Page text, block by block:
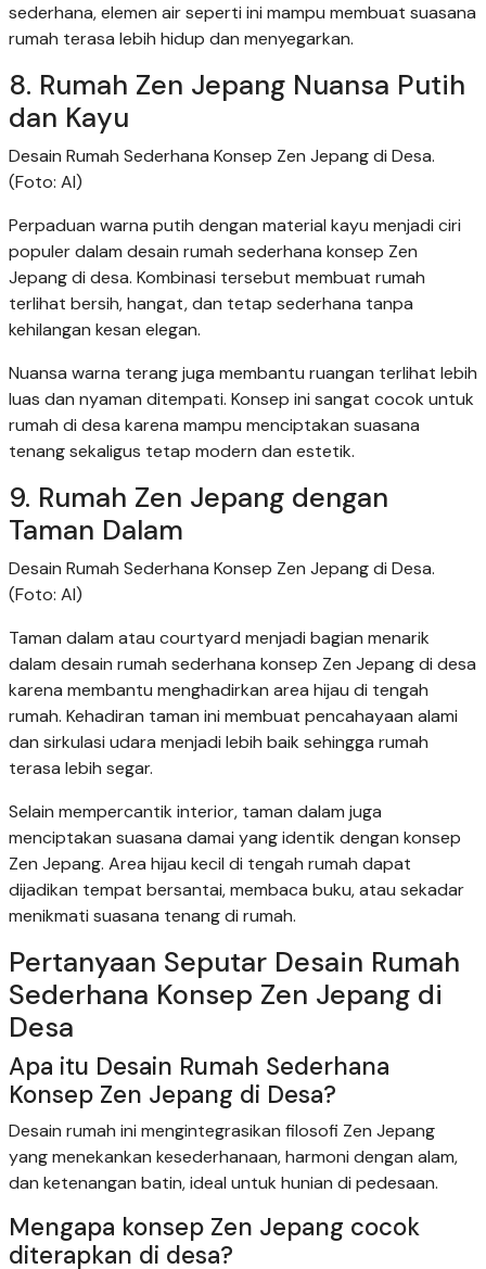
sederhana, elemen air seperti ini mampu membuat suasana
rumah terasa lebih hidup dan menyegarkan.
8. Rumah Zen Jepang Nuansa Putih
dan Kayu
Desain Rumah Sederhana Konsep Zen Jepang di Desa.
(Foto: AI)
Perpaduan warna putih dengan material kayu menjadi ciri
populer dalam desain rumah sederhana konsep Zen
Jepang di desa. Kombinasi tersebut membuat rumah
terlihat bersih, hangat, dan tetap sederhana tanpa
kehilangan kesan elegan.
Nuansa warna terang juga membantu ruangan terlihat lebih
luas dan nyaman ditempati. Konsep ini sangat cocok untuk
rumah di desa karena mampu menciptakan suasana
tenang sekaligus tetap modern dan estetik.
9. Rumah Zen Jepang dengan
Taman Dalam
Desain Rumah Sederhana Konsep Zen Jepang di Desa.
(Foto: AI)
Taman dalam atau courtyard menjadi bagian menarik
dalam desain rumah sederhana konsep Zen Jepang di desa
karena membantu menghadirkan area hijau di tengah
rumah. Kehadiran taman ini membuat pencahayaan alami
dan sirkulasi udara menjadi lebih baik sehingga rumah
terasa lebih segar.
Selain mempercantik interior, taman dalam juga
menciptakan suasana damai yang identik dengan konsep
Zen Jepang. Area hijau kecil di tengah rumah dapat
dijadikan tempat bersantai, membaca buku, atau sekadar
menikmati suasana tenang di rumah.
Pertanyaan Seputar Desain Rumah
Sederhana Konsep Zen Jepang di
Desa
Apa itu Desain Rumah Sederhana
Konsep Zen Jepang di Desa?
Desain rumah ini mengintegrasikan filosofi Zen Jepang
yang menekankan kesederhanaan, harmoni dengan alam,
dan ketenangan batin, ideal untuk hunian di pedesaan.
Mengapa konsep Zen Jepang cocok
diterapkan di desa?